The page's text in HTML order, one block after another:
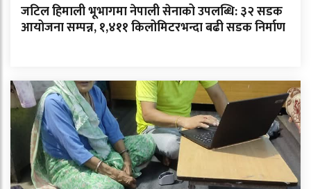
जटिल हिमाली भूभागमा नेपाली सेनाको उपलब्धि: ३२ सडक
आयोजना सम्पन्न, १,४११ किलोमिटरभन्दा बढी सडक निर्माण